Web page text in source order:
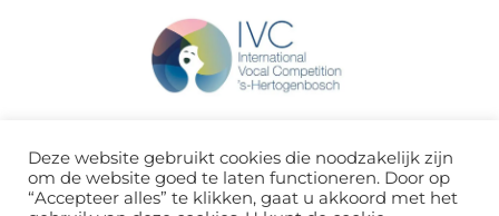
Deze website gebruikt cookies die noodzakelijk zijn
om de website goed te laten functioneren. Door op
“Accepteer alles” te klikken, gaat u akkoord met het